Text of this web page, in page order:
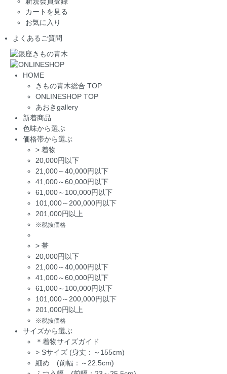
カートを見る
お気に入り
よくあるご質問
HOME
きもの青木総合 TOP
ONLINESHOP TOP
あおきgallery
新着商品
色味から選ぶ
価格帯から選ぶ
> 着物
20,000円以下
21,000～40,000円以下
41,000～60,000円以下
61,000～100,000円以下
101,000～200,000円以下
201,000円以上
※税抜価格
> 帯
20,000円以下
21,000～40,000円以下
41,000～60,000円以下
61,000～100,000円以下
101,000～200,000円以下
201,000円以上
※税抜価格
サイズから選ぶ
＊着物サイズガイド
> Sサイズ (身丈：～155cm)
細め (前幅：～22.5cm)